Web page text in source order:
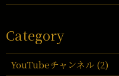
Category
YouTubeチャンネル (2)